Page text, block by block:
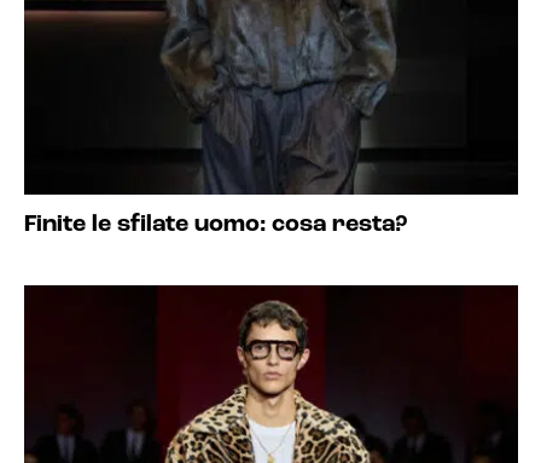
Finite le sfilate uomo: cosa resta?